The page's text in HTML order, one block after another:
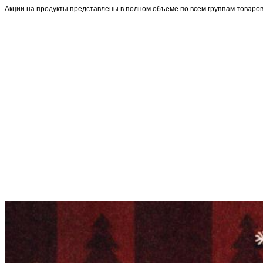
Акции на продукты представлены в полном объеме по всем группам